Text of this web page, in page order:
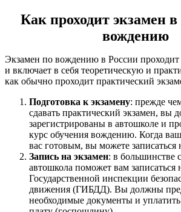
Как проходит экзамен
вождению
Экзамен по вождению в России проходит
и включает в себя теоретическую и
как обычно проходит практический
Подготовка к экзамену: прежде
сдавать практический экзамен, вы
зарегистрированы в автошколе и
курс обучения вождению. Когда
вас готовым, вы можете записаться
Запись на экзамен: в большинстве
автошкола поможет вам записаться
Государственной инспекции
движения (ГИБДД). Вы должны
необходимые документы и